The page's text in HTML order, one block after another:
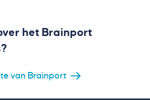
het Brainport
van Brainport